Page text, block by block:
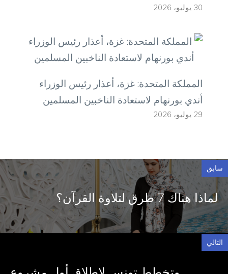
30 يوليو، 2026
المملكة المتحدة: غزة، أعذار رئيس الوزراء
أندي بورنهام لاستعادة الناخبين المسلمين
29 يوليو، 2026
سابق
لماذا هناك 7 طرق لتلاوة القرآن؟
التالي